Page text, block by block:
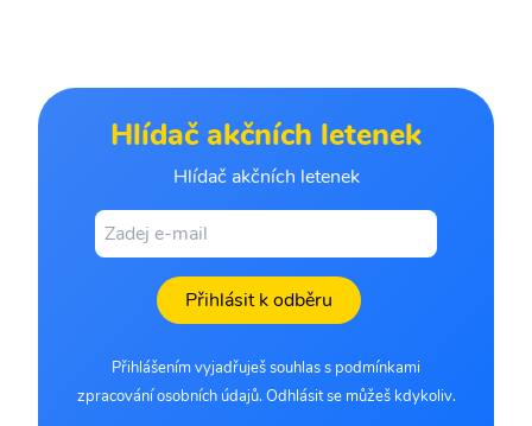
Hlídač akčních letenek
Hlídač akčních letenek
Přihlásit k odběru
Přihlášením vyjadřuješ souhlas s podmínkami
zpracování osobních údajů. Odhlásit se můžeš kdykoliv.